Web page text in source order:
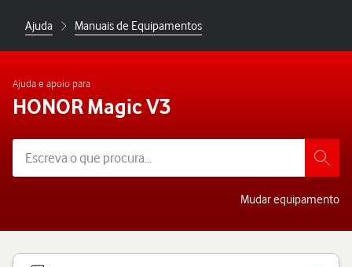
Ajuda Manuais de Equipamentos
Ajuda e apoio para
HONOR Magic V3
Mudar equipamento